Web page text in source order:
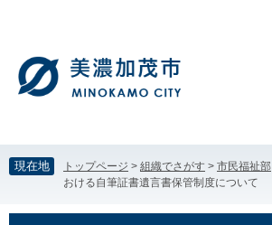
す。
し
て
本
へ
現在地 トップページ > 組織でさがす > 市民福祉部
おける自筆証書遺言書保管制度について